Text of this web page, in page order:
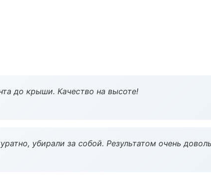
до крыши. Качество на высоте!
убирали за собой. Результатом очень